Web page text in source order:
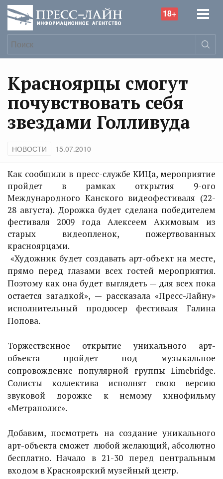
18+
Красноярцы смогут
почувствовать себя
звездами Голливуда
НОВОСТИ 15.07.2010
Как сообщили в пресс-службе КИЦа, мероприятие
пройдет в рамках открытия 9-ого
Международного Канского видеофестиваля (22-
28 августа). Дорожка будет сделана победителем
фестиваля 2009 года Алексеем Акимовым из
старых видеопленок, пожертвованных
красноярцами.
«Художник будет создавать арт-объект на месте,
прямо перед глазами всех гостей мероприятия.
Поэтому как она будет выглядеть — для всех пока
остается загадкой», — рассказала «Пресс-Лайну»
исполнительный продюсер фестиваля Галина
Попова.
Торжественное открытие уникального арт-
объекта пройдет под музыкальное
сопровождение популярной группы Limebridge.
Солисты коллектива исполнят свою версию
звуковой дорожке к немому кинофильму
«Метраполис».
Добавим, посмотреть на создание уникального
арт-объекта сможет любой желающий, абсолютно
бесплатно. Начало в 21-30 перед центральным
входом в Красноярский музейный центр.